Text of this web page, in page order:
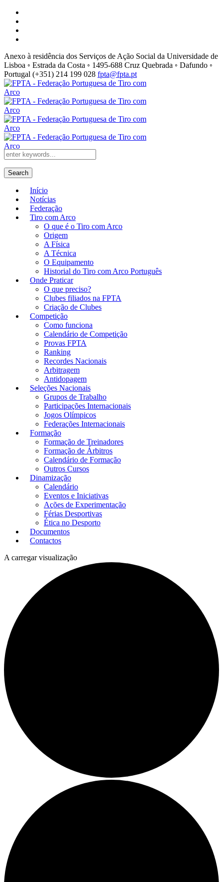
Anexo à residência dos Serviços de Ação Social da Universidade de
Lisboa ◦ Estrada da Costa ◦ 1495-688 Cruz Quebrada ◦ Dafundo ◦
Portugal (+351) 214 199 028 fpta@fpta.pt
Search
Início
Notícias
Federação
Tiro com Arco
O que é o Tiro com Arco
Origem
A Física
A Técnica
O Equipamento
Historial do Tiro com Arco Português
Onde Praticar
O que preciso?
Clubes filiados na FPTA
Criação de Clubes
Competição
Como funciona
Calendário de Competição
Provas FPTA
Ranking
Recordes Nacionais
Arbitragem
Antidopagem
Seleções Nacionais
Grupos de Trabalho
Participações Internacionais
Jogos Olímpicos
Federações Internacionais
Formação
Formação de Treinadores
Formação de Árbitros
Calendário de Formação
Outros Cursos
Dinamização
Calendário
Eventos e Iniciativas
Ações de Experimentação
Férias Desportivas
Ética no Desporto
Documentos
Contactos
A carregar visualização